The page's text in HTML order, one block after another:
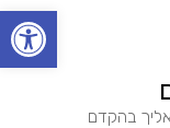
בהקדם